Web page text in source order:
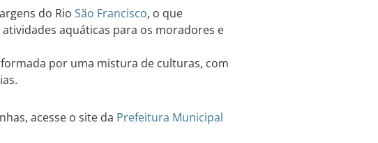
do Rio São Francisco, o que
aquáticas para os moradores e
por uma mistura de culturas, com
acesse o site da Prefeitura Municipal